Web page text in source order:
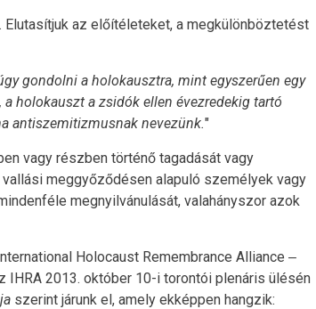
az előítéleteket, a megkülönböztetést
gondolni a holokausztra, mint egyszerűen egy
holokauszt a zsidók ellen évezredekig tartó
antiszemitizmusnak nevezünk."
vagy részben történő tagadását vagy
meggyőződésen alapuló személyek vagy
megnyilvánulását, valahányszor azok
Holocaust Remembrance Alliance ‒
2013. október 10-i torontói plenáris ülésén
szerint járunk el, amely ekképpen hangzik: